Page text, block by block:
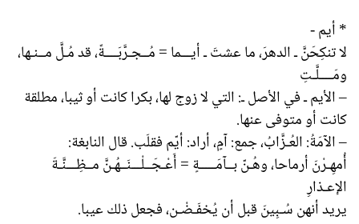
* أيم -
لا تنكِحَنَّ ـ الدهرَ، ما عشتَ ـ أيـــما = مُــجـرَّبَــــةً، قد مُـلَّ مــنـها،
ومَــــلَّـتِ
– الأيم ـ في الأصل ـ: التي لا زوج لها، بكرا كانت أو ثيبا، مطلقة
كانت أو متوفى عنها.
– الآمَةُ: العُـزَّابُ، جمع: آمٍ، أراد: أيّم فقلَب. قال النابغة:
أُمهِـرْنَ أرماحا، وهُـنّ بــآمَـــــةٍ = أَعْـجَــلْـــنَــهُـنَّ مــظِـــنَّـةَ
الإعـذارِ
يريد أنهن سُـبِينَ قبل أن يُخفَـضْـن، فجعل ذلك عيبا.